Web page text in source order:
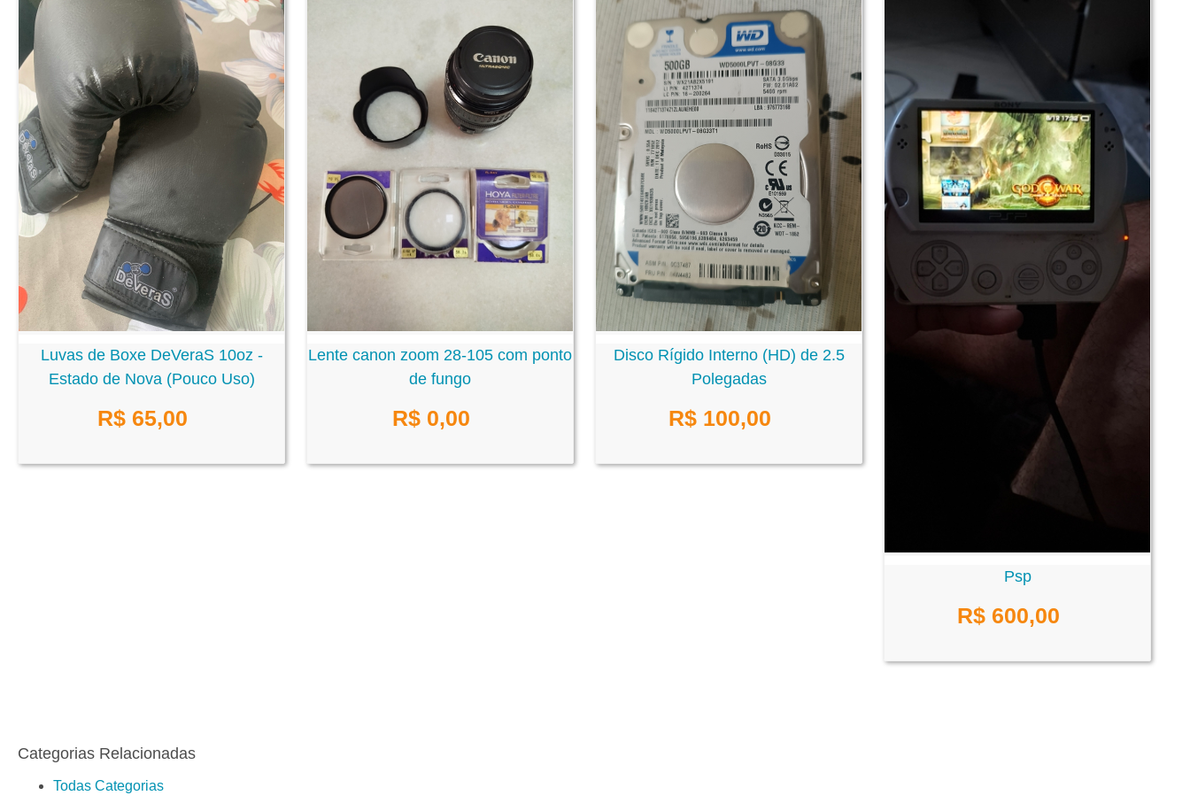
Luvas de Boxe DeVeraS 10oz -
Estado de Nova (Pouco Uso)
R$ 65,00
Lente canon zoom 28-105 com ponto
de fungo
R$ 0,00
Disco Rígido Interno (HD) de 2.5
Polegadas
R$ 100,00
Psp
R$ 600,00
Categorias Relacionadas
Todas Categorias